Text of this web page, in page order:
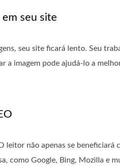
seu site
seu site ficará lento. Seu
a imagem pode ajudá-lo a
leitor não apenas se
como Google, Bing, Mozilla e